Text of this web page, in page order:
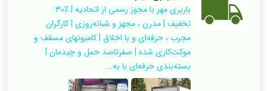
باربری مهر با مجوز رسمی از اتحادیه | ٪۳۰
تخفیف | مدرن ، مجهز و شبانه‌روزی | کارگران
مجرب ، حرفه‌ای و با اخلاق | کامیونهای مسقف و
موکت‌کاری شده | صفرتاصد حمل و چیدمان |
بسته‌بندی حرفه‌ای با به...